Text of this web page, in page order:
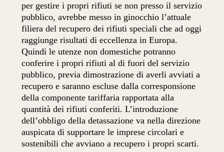
per gestire i propri rifiuti se non presso il servizio
pubblico, avrebbe messo in ginocchio l’attuale
filiera del recupero dei rifiuti speciali che ad oggi
raggiunge risultati di eccellenza in Europa.
Quindi le utenze non domestiche potranno
conferire i propri rifiuti al di fuori del servizio
pubblico, previa dimostrazione di averli avviati a
recupero e saranno escluse dalla corresponsione
della componente tariffaria rapportata alla
quantità dei rifiuti conferiti. L’introduzione
dell’obbligo della detassazione va nella direzione
auspicata di supportare le imprese circolari e
sostenibili che avviano a recupero i propri scarti.